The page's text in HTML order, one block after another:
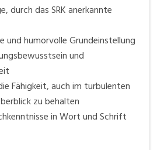
durch das SRK anerkannte
und humorvolle Grundeinstellung
und
Fähigkeit, auch im turbulenten
zu behalten
in Wort und Schrift